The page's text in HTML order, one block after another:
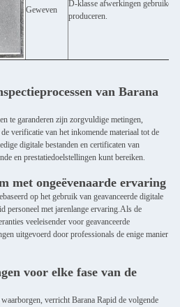
Geweven
D-klasse afwerkingen gebruiken
produceren.
van Barana
te garanderen zijn zorgvuldige metingen,
verificatie van het inkomende materiaal tot de
digitale bestanden en certificaten van
en prestatiedoelstellingen kunt bereiken.
met ongeëvenaarde ervaring
op het gebruik van geavanceerde digitale
personeel met jarenlange ervaring.Als de
veeleisender voor geavanceerde
uitgevoerd door professionals de enige manier
voor elke fase van de
verricht Barana Rapid de volgende